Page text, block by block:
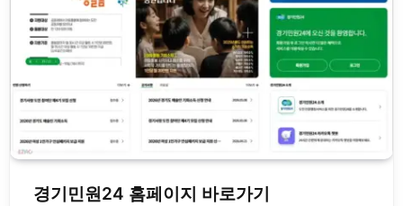
경기민원24 홈페이지 바로가기